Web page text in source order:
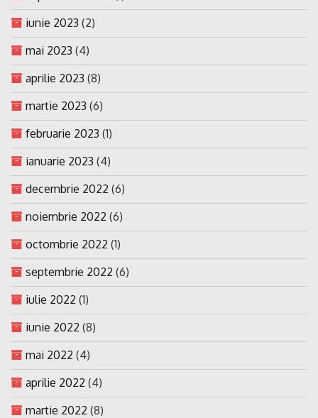
iunie 2023 (2)
mai 2023 (4)
aprilie 2023 (8)
martie 2023 (6)
februarie 2023 (1)
ianuarie 2023 (4)
decembrie 2022 (6)
noiembrie 2022 (6)
octombrie 2022 (1)
septembrie 2022 (6)
iulie 2022 (1)
iunie 2022 (8)
mai 2022 (4)
aprilie 2022 (4)
martie 2022 (8)